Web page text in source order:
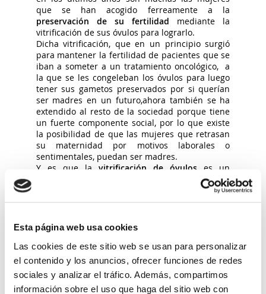
Esta página web usa cookies
Las cookies de este sitio web se usan para personalizar
el contenido y los anuncios, ofrecer funciones de redes
sociales y analizar el tráfico. Además, compartimos
información sobre el uso que haga del sitio web con
que se han acogido ferreamente a la
preservación de su fertilidad mediante la
vitrificación de sus óvulos para lograrlo.
Dicha vitrificación, que en un principio surgió
para mantener la fertilidad de pacientes que se
iban a someter a un tratamiento oncológico, a
la que se les congeleban los óvulos para luego
tener sus gametos preservados por si querían
ser madres en un futuro,ahora también se ha
extendido al resto de la sociedad porque tiene
un fuerte componente social, por lo que existe
la posibilidad de que las mujeres que retrasan
su maternidad por motivos laborales o
sentimentales, puedan ser madres.
Y es que la vitrificación de óvulos es un
fecundación
, que consiste fundamentalmente
en dar a la paciente medicación estimuladora
por punción ovárica, que requiere una suave
anestesia. Después, estos óvulos se congelan de
una forma especial (vitrifican) y se conservan en
nitrógeno líquido todo el tiempo que se desee.
Para si en un futuro se quieren utilizar, poder
descongelarlos y fecundarlos con